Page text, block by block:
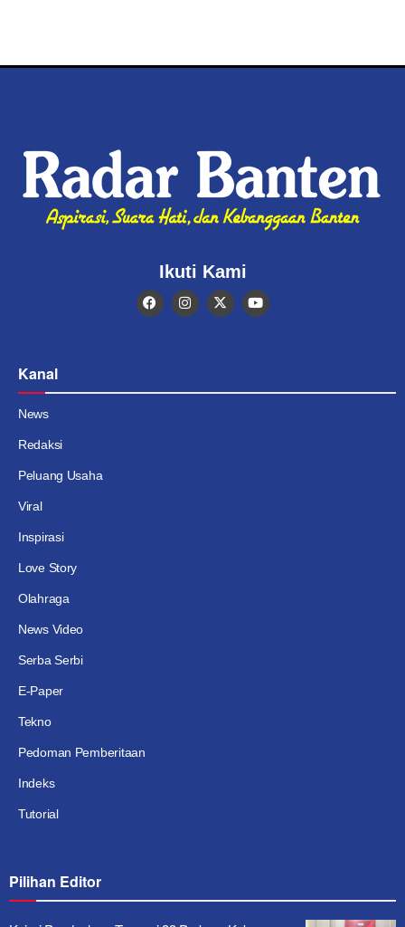
Ikuti Kami
Kanal
News
Redaksi
Peluang Usaha
Viral
Inspirasi
Love Story
Olahraga
News Video
Serba Serbi
E-Paper
Tekno
Pedoman Pemberitaan
Indeks
Tutorial
Pilihan Editor